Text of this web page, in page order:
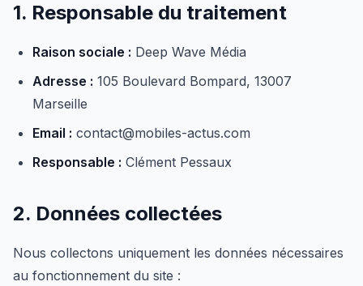
1. Responsable du traitement
Raison sociale : Deep Wave Média
Adresse : 105 Boulevard Bompard, 13007
Marseille
Email : contact@mobiles-actus.com
Responsable : Clément Pessaux
2. Données collectées
Nous collectons uniquement les données nécessaires
au fonctionnement du site :